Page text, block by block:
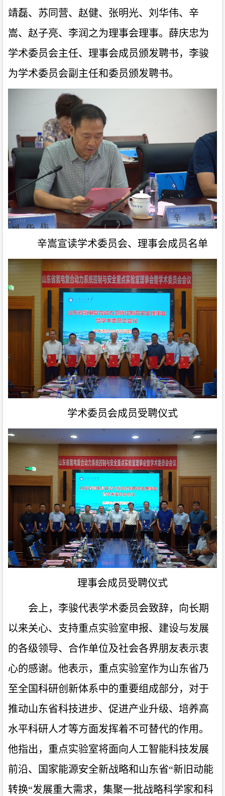
靖磊、 苏同营、 赵健、 张明光、 刘华伟、 辛
嵩、 赵子亮、 李润之为理事会理事。薛庆忠为
学术委员会主任、 理事会成员颁发聘书， 李骏
为学术委员会副 主任和委员颁发聘书。
辛嵩宣读学术委员会、理事会成员名单
学术委员会成员受聘仪式
理事会成员受聘仪式
会上， 李骏代表学术委员会致辞，向长期
以来关心、支持重点实验室申报、建设与发展
的各级领导、合作单位及社会各界朋友表示衷
心的感谢。 他表示，重点实验室作为山东省乃
至全国科研创新体系中的重要组成部分，对于
推动山东省科技进步、促进产业升级、培养高
水平科研人才等方面发挥着不可替代的作用。
他指出， 重点实验室将面向人工智能科技发展
前沿、国家能源安全新战略和山东省“新旧动能
转换“发展重大需求，集聚一批战略科学家和科